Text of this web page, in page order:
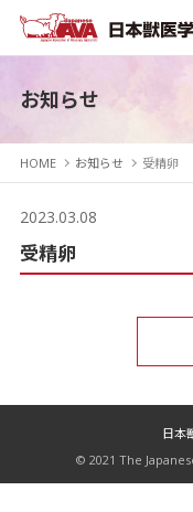
お知らせ
HOME お知らせ 受精卵
2023.03.08
受精卵
日本
© 2021 The